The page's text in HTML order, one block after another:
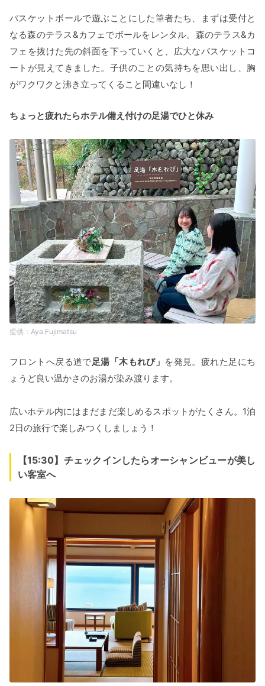
バスケットボールで遊ぶことにした筆者たち、まずは受付と
なる森のテラス&カフェでボールをレンタル。森のテラス&カ
フェを抜けた先の斜面を下っていくと、広大なバスケットコ
ートが見えてきました。子供のことの気持ちを思い出し、胸
がワクワクと沸き立ってくること間違いなし！
ちょっと疲れたらホテル備え付けの足湯でひと休み
Aya.Fujimatsu
フロントへ戻る道で足湯「木もれび」 を発見。疲れた足にち
ょうど良い温かさのお湯が染み渡ります。
広いホテル内にはまだまだ楽しめるスポットがたくさん。1泊
2日の旅行で楽しみつくしましょう！
【15:30】チェックインしたらオーシャンビューが美し
い客室へ